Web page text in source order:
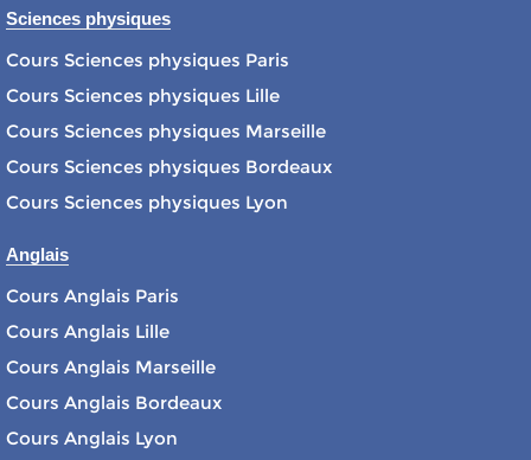
Sciences physiques
Cours Sciences physiques Paris
Cours Sciences physiques Lille
Cours Sciences physiques Marseille
Cours Sciences physiques Bordeaux
Cours Sciences physiques Lyon
Anglais
Cours Anglais Paris
Cours Anglais Lille
Cours Anglais Marseille
Cours Anglais Bordeaux
Cours Anglais Lyon